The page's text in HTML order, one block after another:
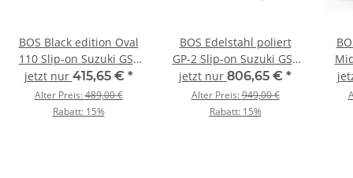
BOS Black edition Oval
110 Slip-on Suzuki GSF
600 Bandit Bj. 1996-2004
Oval Slip-on
jetzt nur 415,65 € *
Alter Preis:489,00 €
Rabatt: 15%
BOS Edelstahl poliert
GP-2 Slip-on Suzuki GSX
1300 R Hayabusa Bj.
2008-2016 GP-2 Slip-on
4-2
jetzt nur 806,65 € *
Alter Preis:949,00 €
Rabatt: 15%